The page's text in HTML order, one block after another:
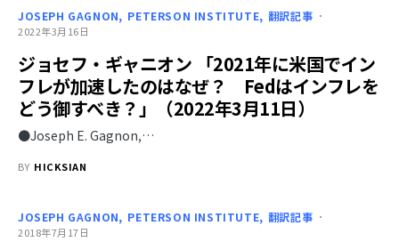
JOSEPH GAGNON PETERSON INSTITUTE 翻訳記事
2022年3月16日
ジョセフ・ギャニオン 「2021年に米国でイン
フレが加速したのはなぜ？ Fedはインフレを
どう御すべき？」（2022年3月11日）
●Joseph E. Gagnon,…
BY HICKSIAN
JOSEPH GAGNON PETERSON INSTITUTE 翻訳記事
2018年7月17日